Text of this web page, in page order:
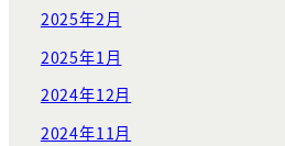
2025年2月
2025年1月
2024年12月
2024年11月